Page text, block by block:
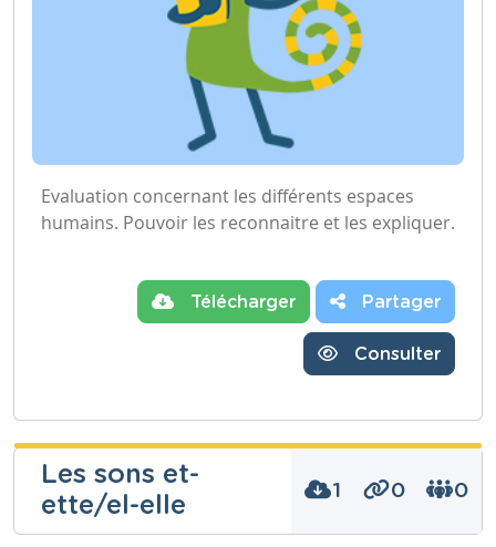
Evaluation concernant les différents espaces
humains. Pouvoir les reconnaitre et les expliquer.
Télécharger Partager
Consulter
Les sons et-
ette/el-elle
1 0 0